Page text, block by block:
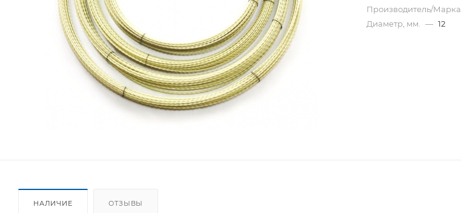
Производитель/Марка
Диаметр, мм.
— 12
НАЛИЧИЕ ОТЗЫВЫ